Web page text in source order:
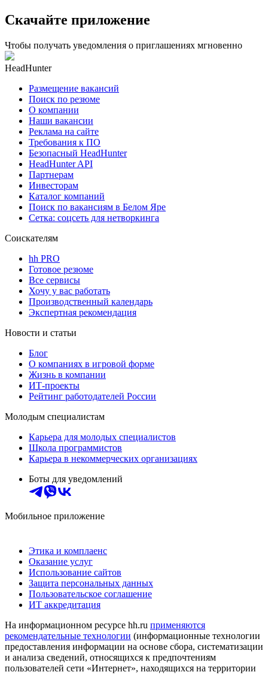
Скачайте приложение
Чтобы получать уведомления о приглашениях мгновенно
HeadHunter
Размещение вакансий
Поиск по резюме
О компании
Наши вакансии
Реклама на сайте
Требования к ПО
Безопасный HeadHunter
HeadHunter API
Партнерам
Инвесторам
Каталог компаний
Поиск по вакансиям в Белом Яре
Сетка: соцсеть для нетворкинга
Соискателям
hh PRO
Готовое резюме
Все сервисы
Хочу у вас работать
Производственный календарь
Экспертная рекомендация
Новости и статьи
Блог
О компаниях в игровой форме
Жизнь в компании
ИТ-проекты
Рейтинг работодателей России
Молодым специалистам
Карьера для молодых специалистов
Школа программистов
Карьера в некоммерческих организациях
Боты для уведомлений
Мобильное приложение
Этика и комплаенс
Оказание услуг
Использование сайтов
Защита персональных данных
Пользовательское соглашение
ИТ аккредитация
На информационном ресурсе hh.ru применяются
рекомендательные технологии (информационные технологии
предоставления информации на основе сбора, систематизации
и анализа сведений, относящихся к предпочтениям
пользователей сети «Интернет», находящихся на территории